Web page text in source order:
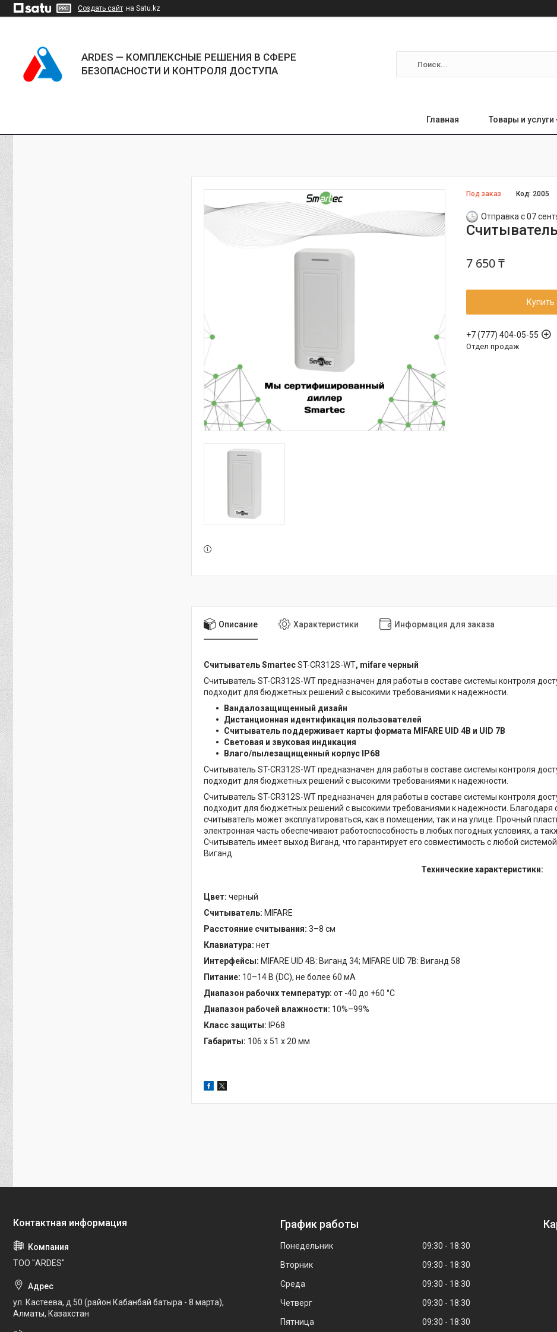
Создать сайт на Satu.kz
ARDES — КОМПЛЕКСНЫЕ РЕШЕНИЯ В СФЕРЕ
БЕЗОПАСНОСТИ И КОНТРОЛЯ ДОСТУПА
Главная Товары и услуги
Под заказ Код: 2005
Отправка с 07
7 650 ₸
Купить
+7 (777) 404-05-55
Отдел продаж
Описание Характеристики Информация для заказа
Считыватель SmartecST-CR312S-WT, mifare черный
Считыватель ST-CR312S-WT предназначен для работы в составе системы контроля
подходит для бюджетных решений с высокими требованиями к надежности.
Вандалозащищенный дизайн
Дистанционная идентификация пользователей
Считыватель поддерживает карты формата MIFARE UID 4B и UID 7B
Световая и звуковая индикация
Влаго/пылезащищенный корпус IP68
Считыватель ST-CR312S-WT предназначен для работы в составе системы контроля
подходит для бюджетных решений с высокими требованиями к надежности.
Считыватель ST-CR312S-WT предназначен для работы в составе системы контроля
подходит для бюджетных решений с высокими требованиями к надежности. Благодаря
считыватель может эксплуатироваться, как в помещении, так и на улице. Прочный
электронная часть обеспечивают работоспособность в любых погодных условиях, а
Считыватель имеет выход Виганд, что гарантирует его совместимость с любой
Виганд.
Технические характеристики:
Цвет: черный
Считыватель: MIFARE
Расстояние считывания: 3–8 см
Клавиатура: нет
Интерфейсы: MIFARE UID 4B: Виганд 34; MIFARE UID 7B: Виганд 58
Питание: 10–14 В (DC), не более 60 мА
Диапазон рабочих температур: от -40 до +60 °С
Диапазон рабочей влажности: 10%–99%
Класс защиты: IP68
Габариты: 106 x 51 x 20 мм
ТОО "ARDES"
ул. Кастеева, д.50 (район Кабанбай батыра - 8 марта),
Алматы, Казахстан
График работы
Понедельник 09:30
18:30
Вторник
09:30
18:30
Среда
09:30
18:30
Четверг
09:30
18:30
Пятница
09:30 18:30